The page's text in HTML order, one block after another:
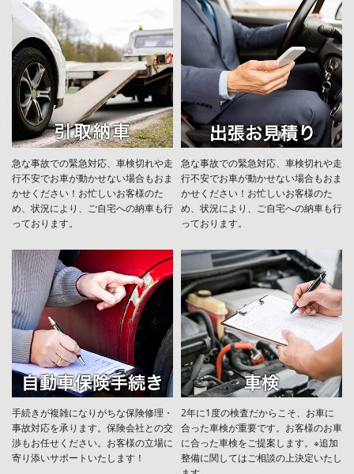
急な事故での緊急対応、車検切れや走
行不安でお車が動かせない場合もおま
かせください！お忙しいお客様のた
め、状況により、ご自宅への納⾞も⾏
っております。
急な事故での緊急対応、車検切れや走
行不安でお車が動かせない場合もおま
かせください！お忙しいお客様のた
め、状況により、ご自宅への納⾞も⾏
っております。
手続きが複雑になりがちな保険修理・
事故対応を承ります。保険会社との交
渉もお任せください。お客様の立場に
寄り添いサポートいたします！
2年に1度の検査だからこそ、お車に
合った車検が重要です。お客様のお車
に合った車検をご提案します。※追加
整備に関してはご相談の上決定いたし